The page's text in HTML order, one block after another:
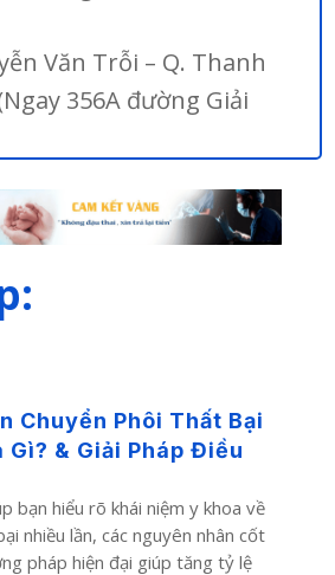
Văn Trỗi – Q. Thanh
356A đường Giải
Chuyển Phôi Thất Bại
Gì? & Giải Pháp Điều
bạn hiểu rõ khái niệm y khoa về
nhiều lần, các nguyên nhân cốt
pháp hiện đại giúp tăng tỷ lệ